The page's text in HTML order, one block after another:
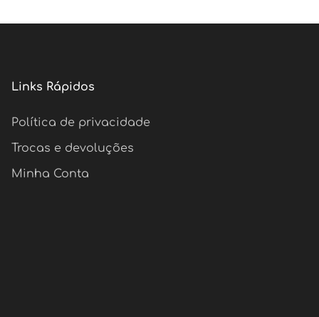
Links Rápidos
Política de privacidade
Trocas e devoluções
Minha Conta